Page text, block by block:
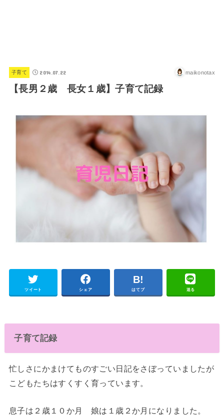
子育て 2014.07.22 maikonotax
【長男２歳 長女１歳】子育て記録
ツイート シェア はてブ 送る
子育て記録
忙しさにかまけてものすごい日記をさぼっていましたが
こどもたちはすくすく育っています。
息子は２歳１０か月 娘は１歳２か月になりました。